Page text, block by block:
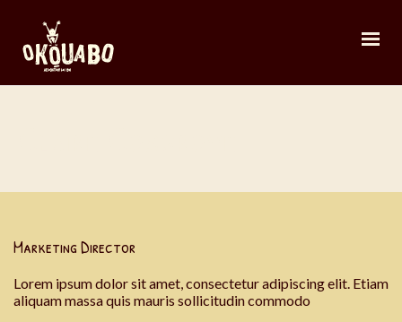
Marketing Director
Lorem ipsum dolor sit amet, consectetur adipiscing elit. Etiam
aliquam massa quis mauris sollicitudin commodo